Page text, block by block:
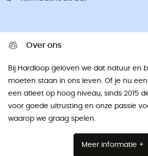
Over ons
Bij Hardloop geloven we dat natuur en
moeten staan ​​in ons leven. Of je nu
een atleet op hoog niveau, sinds 2015
voor goede uitrusting en onze passie
waarop we graag spelen.
Meer informatie +